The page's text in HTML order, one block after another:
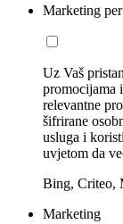
Marketing
Uz Vaš
promocijama
relevantne
šifrirane
usluga i
uvjetom da
Bing, Criteo,
Marketing